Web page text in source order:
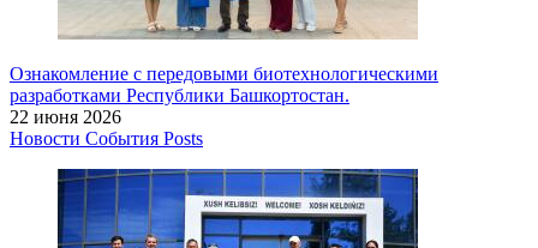
Ознакомление с передовыми биотехнологическими
разработками Республики Башкортостан.
22 июня 2026
Новости События Posts